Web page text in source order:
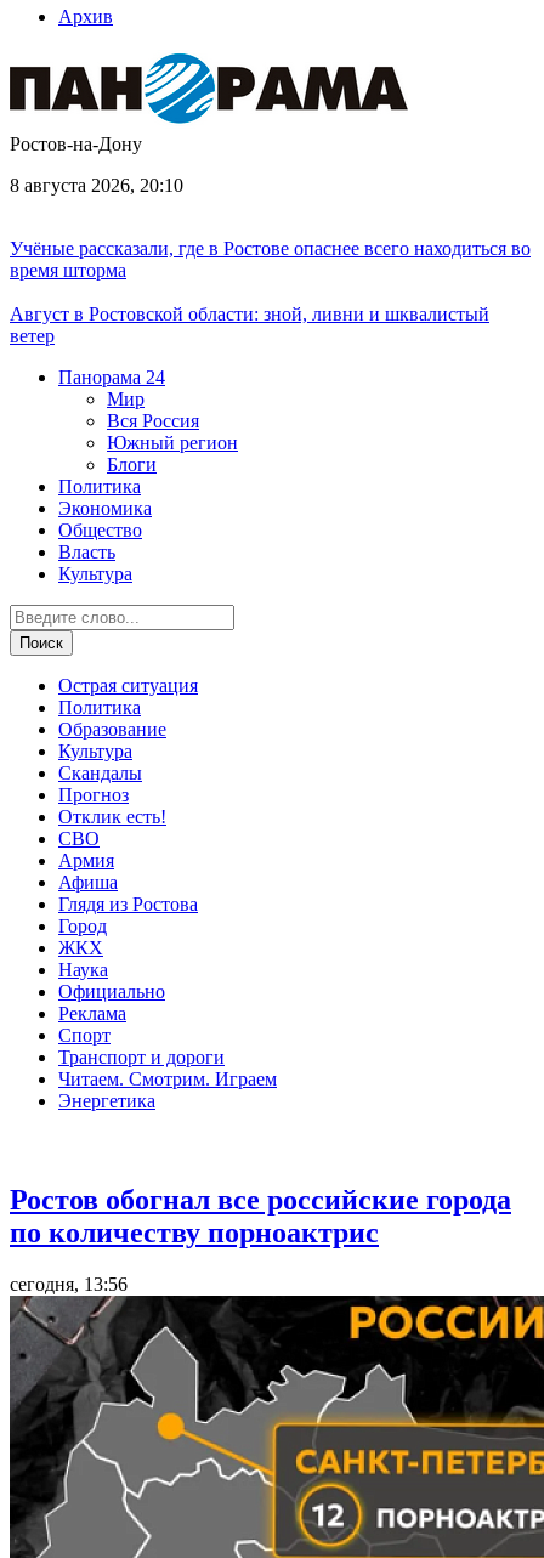
Архив
Ростов-на-Дону
8 августа 2026, 20:10
Учёные рассказали, где в Ростове опаснее всего находиться во
время шторма
Август в Ростовской области: зной, ливни и шквалистый
ветер
Панорама 24
Мир
Вся Россия
Южный регион
Блоги
Политика
Экономика
Общество
Власть
Культура
Острая ситуация
Политика
Образование
Культура
Скандалы
Прогноз
Отклик есть!
СВО
Армия
Афиша
Глядя из Ростова
Город
ЖКХ
Наука
Официально
Реклама
Спорт
Транспорт и дороги
Читаем. Смотрим. Играем
Энергетика
Ростов обогнал все российские города
по количеству порноактрис
сегодня, 13:56